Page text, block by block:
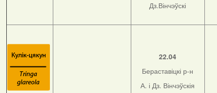
Дз.Вінчэўскі
22.04
Бераставіцкі р-н
А. і Дз. Вінчэўскія